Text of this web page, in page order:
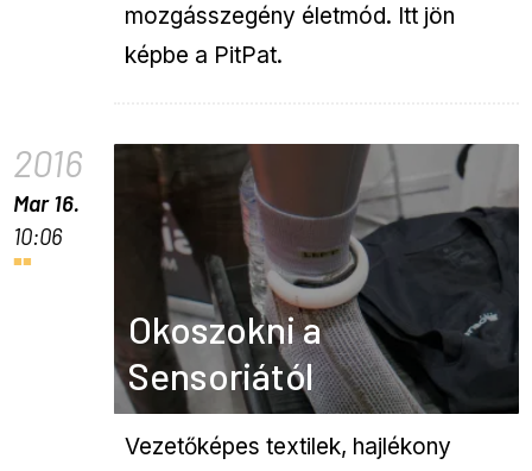
mozgásszegény életmód. Itt jön
képbe a PitPat.
2016
Mar 16.
10:06
Okoszokni a
Sensoriától
Vezetőképes textilek, hajlékony